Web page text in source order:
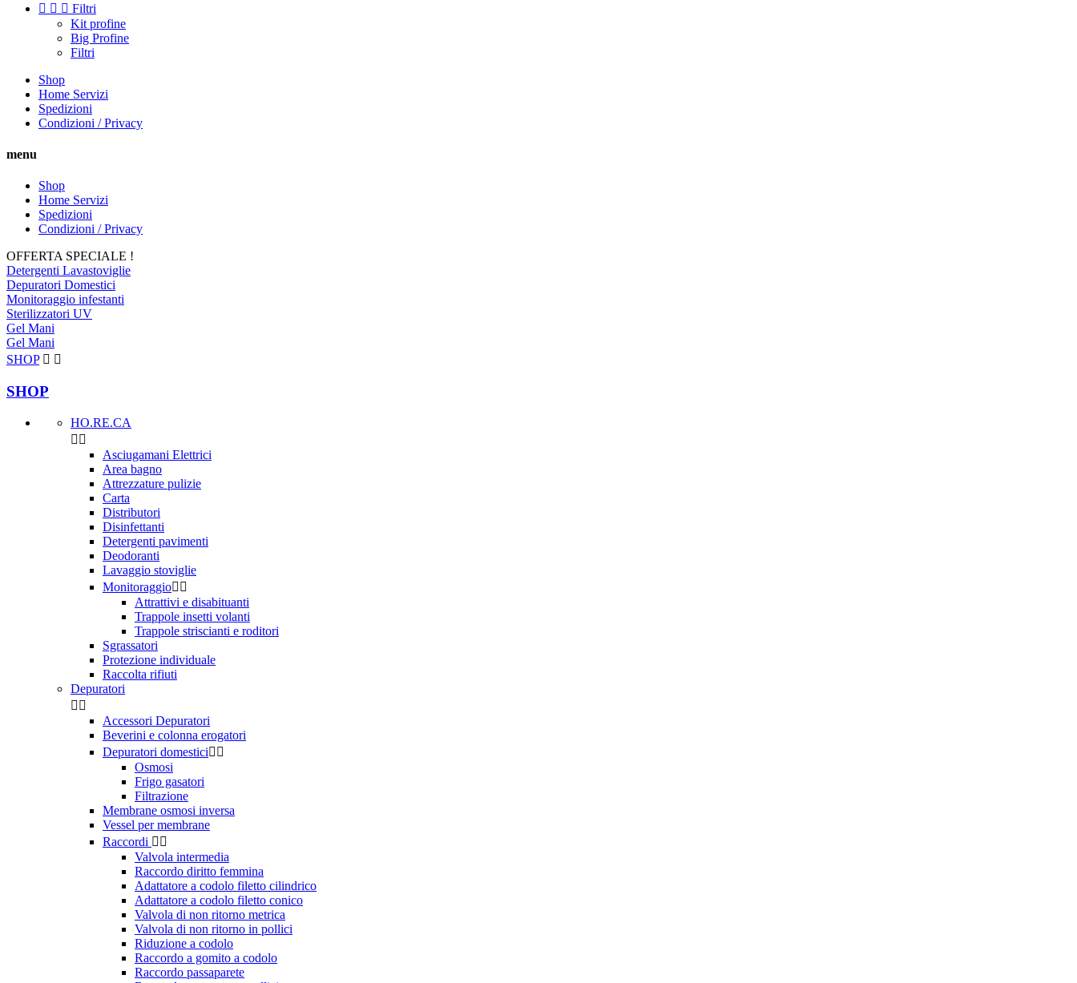
   Filtri
Kit profine
Big Profine
Filtri
Shop
Home Servizi
Spedizioni
Condizioni / Privacy
menu
Shop
Home Servizi
Spedizioni
Condizioni / Privacy
OFFERTA SPECIALE !
Detergenti Lavastoviglie
Depuratori Domestici
Monitoraggio infestanti
Sterilizzatori UV
Gel Mani
Gel Mani
SHOP  
SHOP
HO.RE.CA
 
Asciugamani Elettrici
Area bagno
Attrezzature pulizie
Carta
Distributori
Disinfettanti
Detergenti pavimenti
Deodoranti
Lavaggio stoviglie
Monitoraggio 
Attrattivi e disabituanti
Trappole insetti volanti
Trappole striscianti e roditori
Sgrassatori
Protezione individuale
Raccolta rifiuti
Depuratori
 
Accessori Depuratori
Beverini e colonna erogatori
Depuratori domestici 
Osmosi
Frigo gasatori
Filtrazione
Membrane osmosi inversa
Vessel per membrane
Raccordi  
Valvola intermedia
Raccordo diritto femmina
Adattatore a codolo filetto cilindrico
Adattatore a codolo filetto conico
Valvola di non ritorno metrica
Valvola di non ritorno in pollici
Riduzione a codolo
Raccordo a gomito a codolo
Raccordo passaparete